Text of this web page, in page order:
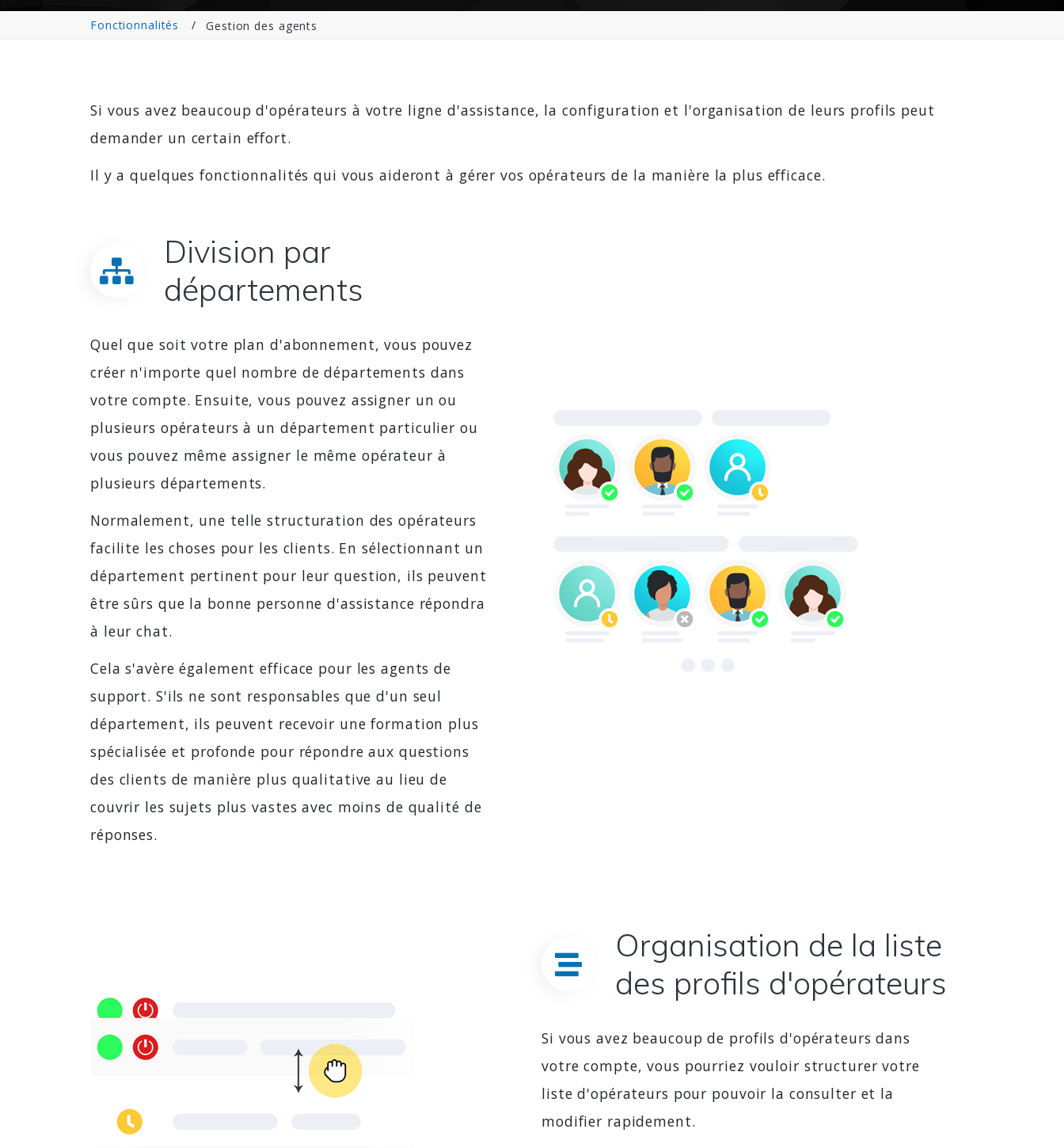
Fonctionnalités Gestion des agents
Si vous avez beaucoup d'opérateurs à votre ligne d'assistance, la configuration et l'organisation de leurs profils peut
demander un certain effort.
Il y a quelques fonctionnalités qui vous aideront à gérer vos opérateurs de la manière la plus efficace.
Division par
départements
Quel que soit votre plan d'abonnement, vous pouvez
créer n'importe quel nombre de départements dans
votre compte. Ensuite, vous pouvez assigner un ou
plusieurs opérateurs à un département particulier ou
vous pouvez même assigner le même opérateur à
plusieurs départements.
Normalement, une telle structuration des opérateurs
facilite les choses pour les clients. En sélectionnant un
département pertinent pour leur question, ils peuvent
être sûrs que la bonne personne d'assistance répondra
à leur chat.
Cela s'avère également efficace pour les agents de
support. S'ils ne sont responsables que d'un seul
département, ils peuvent recevoir une formation plus
spécialisée et profonde pour répondre aux questions
des clients de manière plus qualitative au lieu de
couvrir les sujets plus vastes avec moins de qualité de
réponses.
Organisation de la liste
des profils d'opérateurs
Si vous avez beaucoup de profils d'opérateurs dans
votre compte, vous pourriez vouloir structurer votre
liste d'opérateurs pour pouvoir la consulter et la
modifier rapidement.